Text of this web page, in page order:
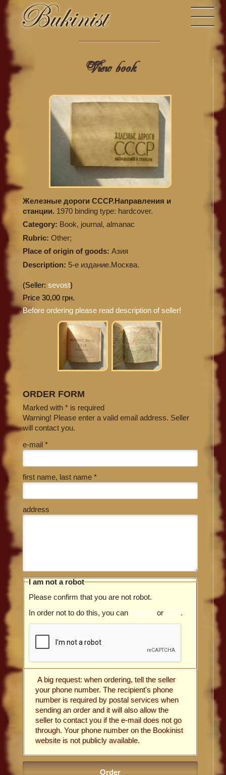
View book
Железные дороги СССР.Направления и
станции. 1970 binding type: hardcover.
Category: Book, journal, almanac
Rubric: Other;
Place of origin of goods: Азия
Description: 5-е издание.Москва.
(Seller: sevost)
Price 30,00 грн.
Before ordering please read description of seller!
ORDER FORM
Marked with * is required
Warning! Please enter a valid email address. Seller
will contact you.
e-mail *
first name, last name *
address
I am not a robot
Please confirm that you are not robot.
In order not to do this, you can register or login.
A big request: when ordering, tell the seller
your phone number. The recipient's phone
number is required by postal services when
sending an order and it will also allow the
seller to contact you if the e-mail does not go
through. Your phone number on the Bookinist
website is not publicly available.